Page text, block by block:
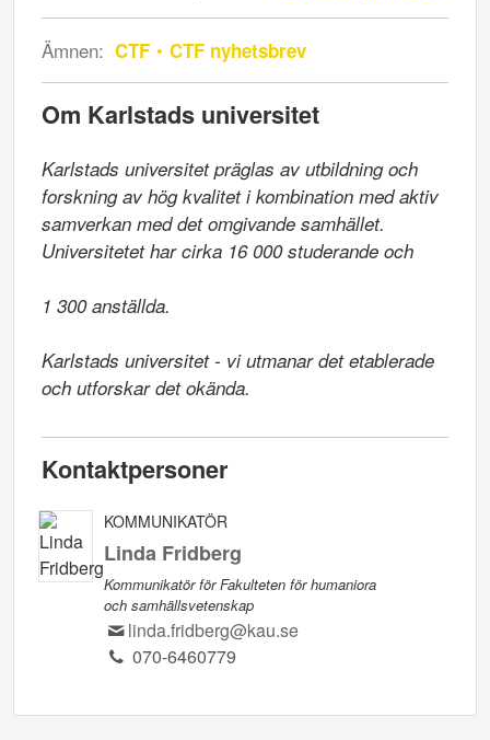
Ämnen: CTF CTF nyhetsbrev
Om Karlstads universitet
Karlstads universitet präglas av utbildning och
forskning av hög kvalitet i kombination med aktiv
samverkan med det omgivande samhället.
Universitetet har cirka 16 000 studerande och
1 300 anställda.
Karlstads universitet - vi utmanar det etablerade
och utforskar det okända.
Kontaktpersoner
KOMMUNIKATÖR
Linda Fridberg
Kommunikatör för Fakulteten för humaniora
och samhällsvetenskap
linda.fridberg@kau.se
070-6460779